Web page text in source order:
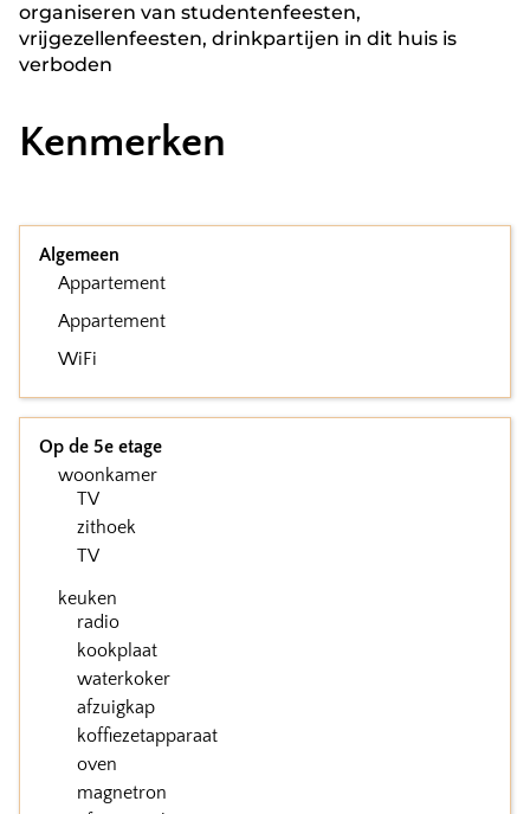
organiseren van studentenfeesten,
vrijgezellenfeesten, drinkpartijen in dit huis is
verboden
Kenmerken
Algemeen
Appartement
Appartement
WiFi
Op de 5e etage
woonkamer
TV
zithoek
TV
keuken
radio
kookplaat
waterkoker
afzuigkap
koffiezetapparaat
oven
magnetron